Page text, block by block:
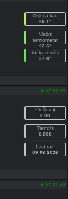
Osjeća kao
69.1°
Vlažni
termometar
62.6°
Točka rosišta
57.6°
07:52:45
Prošli sat
0.00
Trend/s
0.000
Last rain
09-08-2026
07:52:45